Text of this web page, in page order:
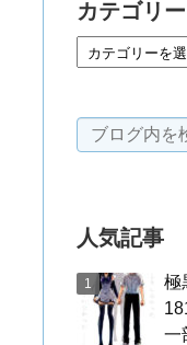
カテゴリー
人気記事
極
一